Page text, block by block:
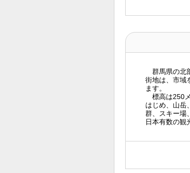
群馬県の北
街地は、市域
ます。
標高は250
はじめ、山岳
群、スキー場
日本有数の観